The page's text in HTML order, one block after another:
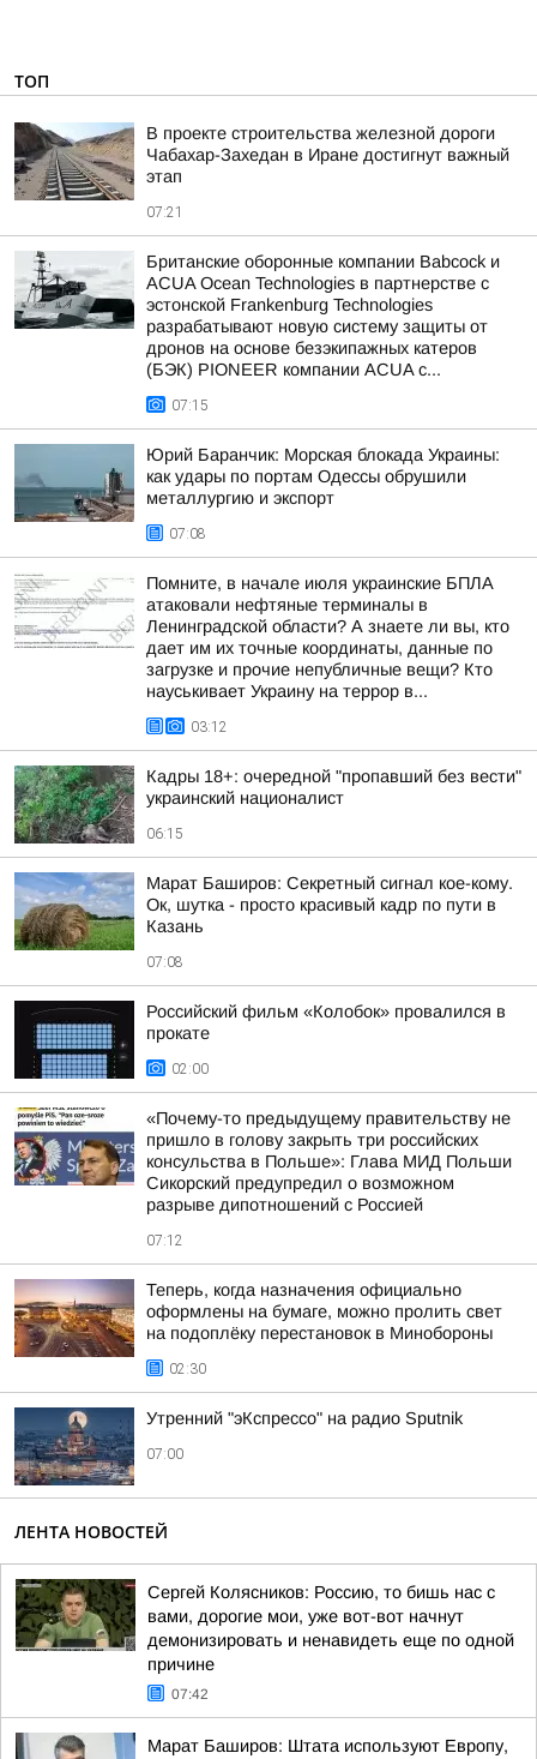
ТОП
В проекте строительства железной дороги
Чабахар-Захедан в Иране достигнут важный
этап
07:21
Британские оборонные компании Babcock и
ACUA Ocean Technologies в партнерстве с
эстонской Frankenburg Technologies
разрабатывают новую систему защиты от
дронов на основе безэкипажных катеров
(БЭК) PIONEER компании ACUA с...
07:15
Юрий Баранчик: Морская блокада Украины:
как удары по портам Одессы обрушили
металлургию и экспорт
07:08
Помните, в начале июля украинские БПЛА
атаковали нефтяные терминалы в
Ленинградской области? А знаете ли вы, кто
дает им их точные координаты, данные по
загрузке и прочие непубличные вещи? Кто
науськивает Украину на террор в...
03:12
Кадры 18+: очередной "пропавший без вести"
украинский националист
06:15
Марат Баширов: Секретный сигнал кое-кому.
Ок, шутка - просто красивый кадр по пути в
Казань
07:08
Российский фильм «Колобок» провалился в
прокате
02:00
«Почему-то предыдущему правительству не
пришло в голову закрыть три российских
консульства в Польше»: Глава МИД Польши
Сикорский предупредил о возможном
разрыве дипотношений с Россией
07:12
Теперь, когда назначения официально
оформлены на бумаге, можно пролить свет
на подоплёку перестановок в Минобороны
02:30
Утренний "эКспрессо" на радио Sputnik
07:00
ЛЕНТА НОВОСТЕЙ
Сергей Колясников: Россию, то бишь нас с
вами, дорогие мои, уже вот-вот начнут
демонизировать и ненавидеть еще по одной
причине
07:42
Марат Баширов: Штата используют Европу,